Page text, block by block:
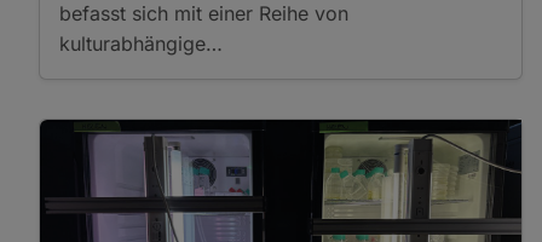
befasst sich mit einer Reihe von
kulturabhängige…